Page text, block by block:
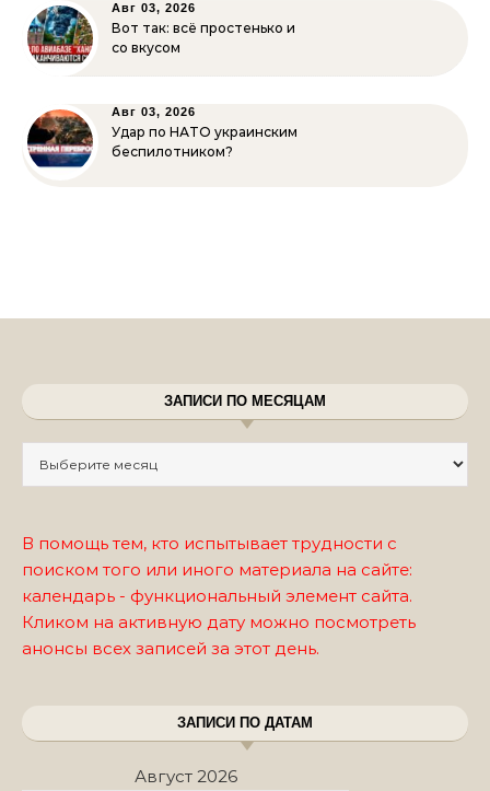
Авг 03, 2026
Вот так: всё простенько и
со вкусом
Авг 03, 2026
Удар по НАТО украинским
беспилотником?
ЗАПИСИ ПО МЕСЯЦАМ
В помощь тем, кто испытывает трудности с
поиском того или иного материала на сайте:
календарь - функциональный элемент сайта.
Кликом на активную дату можно посмотреть
анонсы всех записей за этот день.
ЗАПИСИ ПО ДАТАМ
Август 2026